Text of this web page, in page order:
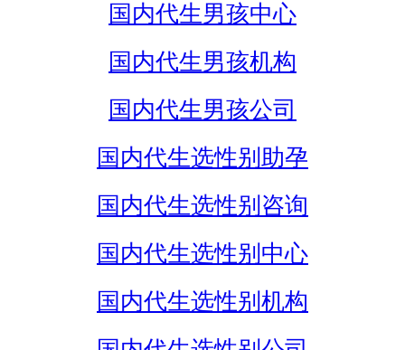
国内代生男孩中心
国内代生男孩机构
国内代生男孩公司
国内代生选性别助孕
国内代生选性别咨询
国内代生选性别中心
国内代生选性别机构